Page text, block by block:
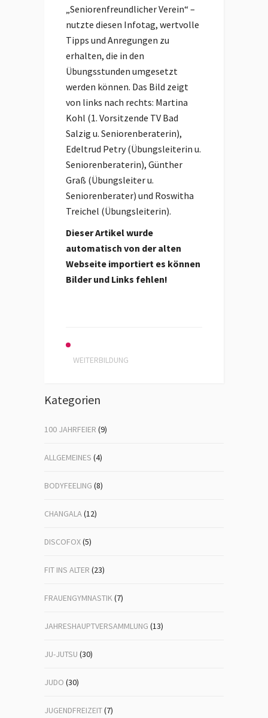
„Seniorenfreundlicher Verein“ –
nutzte diesen Infotag, wertvolle
Tipps und Anregungen zu
erhalten, die in den
Übungsstunden umgesetzt
werden können. Das Bild zeigt
von links nach rechts: Martina
Kohl (1. Vorsitzende TV Bad
Salzig u. Seniorenberaterin),
Edeltrud Petry (Übungsleiterin u.
Seniorenberaterin), Günther
Graß (Übungsleiter u.
Seniorenberater) und Roswitha
Treichel (Übungsleiterin).
Dieser Artikel wurde
automatisch von der alten
Webseite importiert es können
Bilder und Links fehlen!
WEITERBILDUNG
Kategorien
100 JAHRFEIER (9)
ALLGEMEINES (4)
BODYFEELING (8)
CHANGALA(12)
DISCOFOX(5)
FIT INS ALTER (23)
FRAUENGYMNASTIK(7)
JAHRESHAUPTVERSAMMLUNG (13)
JU-JUTSU (30)
JUDO (30)
JUGENDFREIZEIT(7)